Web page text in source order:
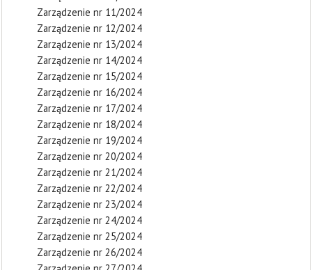
Zarządzenie nr 11/2024
Zarządzenie nr 12/2024
Zarządzenie nr 13/2024
Zarządzenie nr 14/2024
Zarządzenie nr 15/2024
Zarządzenie nr 16/2024
Zarządzenie nr 17/2024
Zarządzenie nr 18/2024
Zarządzenie nr 19/2024
Zarządzenie nr 20/2024
Zarządzenie nr 21/2024
Zarządzenie nr 22/2024
Zarządzenie nr 23/2024
Zarządzenie nr 24/2024
Zarządzenie nr 25/2024
Zarządzenie nr 26/2024